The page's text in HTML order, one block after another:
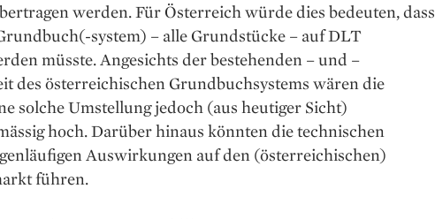
werden. Für Österreich würde dies bedeuten, dass
system) – alle Grundstücke – auf DLT
müsste. Angesichts der bestehenden – und –
des österreichischen Grundbuchsystems wären die
solche Umstellung jedoch (aus heutiger Sicht)
hoch. Darüber hinaus könnten die technischen
Auswirkungen auf den (österreichischen)
führen.